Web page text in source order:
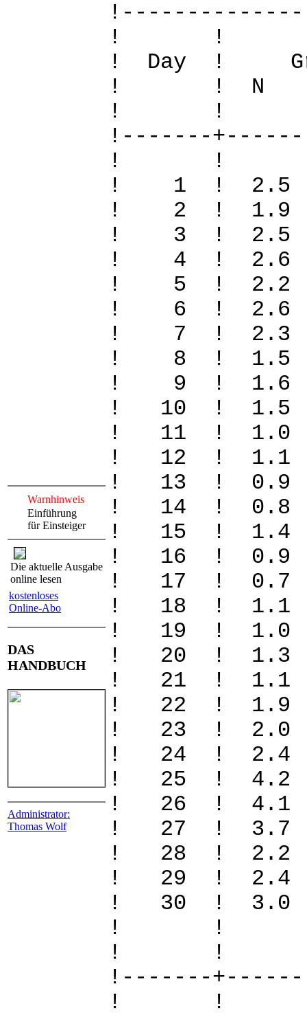
Warnhinweis
Einführung
für Einsteiger
Die aktuelle Ausgabe
online lesen
kostenloses
Online-Abo
DAS
HANDBUCH
Administrator:
Thomas Wolf
!
! Day !
! ! N S
!
!-------
!
! 1 ! 2.5
! 2 ! 1.9
! 3 ! 2.5
! 4 ! 2.6
! 5 ! 2.2
! 6 ! 2.6
! 7 ! 2.3
! 8 ! 1.5
! 9 ! 1.6
! 10 ! 1.5
! 11 !
! 12 !
! 13 !
! 14 !
! 15 !
! 16 !
! 17 !
! 18 !
! 19 ! 1.0
! 20 !
! 21 !
! 22 !
! 23 ! 2.0
! 24 !
! 25 ! 4.2
! 26 !
! 27 !
! 28 ! 2.2
! 29 !
! 30 ! 3.0
!
!
!-------
!